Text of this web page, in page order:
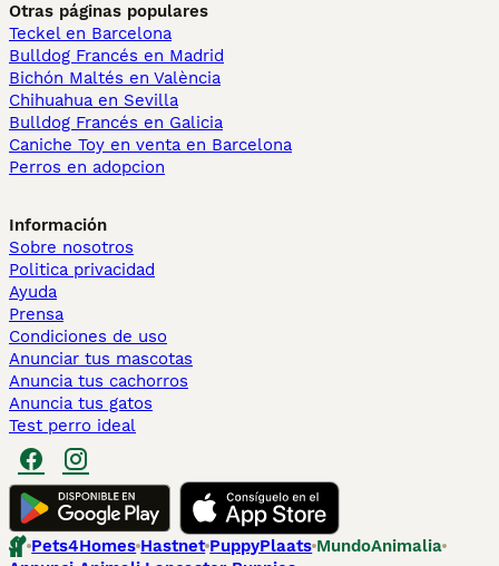
Otras páginas populares
Teckel en Barcelona
Bulldog Francés en Madrid
Bichón Maltés en València
Chihuahua en Sevilla
Bulldog Francés en Galicia
Caniche Toy en venta en Barcelona
Perros en adopcion
Información
Sobre nosotros
Politica privacidad
Ayuda
Prensa
Condiciones de uso
Anunciar tus mascotas
Anuncia tus cachorros
Anuncia tus gatos
Test perro ideal
Pets4Homes Hastnet PuppyPlaats MundoAnimalia